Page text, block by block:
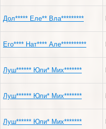
Дол***** Еле** Вла*********
Его**** Нат**** Але**********
Луш****** Юли* Мих*******
Луш****** Юли* Мих*******
Луш****** Юли* Мих*******